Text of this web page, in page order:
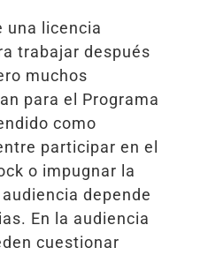
una licencia
trabajar después
muchos
para el Programa
como
participar en el
o impugnar la
depende
En la audiencia
cuestionar